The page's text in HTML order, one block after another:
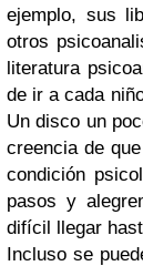
ejemplo, sus
otros
literatura
de ir a cada
Un disco un
creencia de
condición
pasos y
difícil llegar
Incluso se